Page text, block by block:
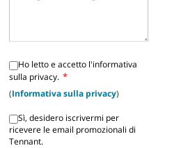
Ho letto e accetto l'informativa
sulla privacy. *
(Informativa sulla privacy)
Sì, desidero iscrivermi per
ricevere le email promozionali di
Tennant.